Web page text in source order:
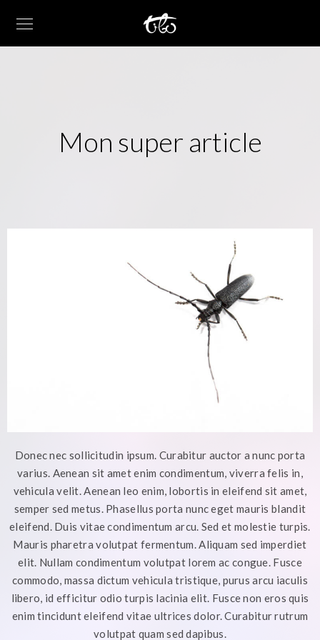
Mon super article
Donec nec sollicitudin ipsum. Curabitur auctor a nunc porta
varius. Aenean sit amet enim condimentum, viverra felis in,
vehicula velit. Aenean leo enim, lobortis in eleifend sit amet,
semper sed metus. Phasellus porta nunc eget mauris blandit
eleifend. Duis vitae condimentum arcu. Sed et molestie turpis.
Mauris pharetra volutpat fermentum. Aliquam sed imperdiet
elit. Nullam condimentum volutpat lorem ac congue. Fusce
commodo, massa dictum vehicula tristique, purus arcu iaculis
libero, id efficitur odio turpis lacinia elit. Fusce non eros quis
enim tincidunt eleifend vitae ultrices dolor. Curabitur rutrum
volutpat quam sed dapibus.